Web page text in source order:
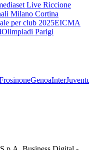
Live Riccione
Milano Cortina
per club 2025EICMA
Olimpiadi Parigi
GenoaInter